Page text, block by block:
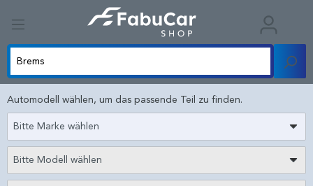
Automodell wählen, um das passende Teil zu finden.
Bitte Marke wählen
Bitte Modell wählen